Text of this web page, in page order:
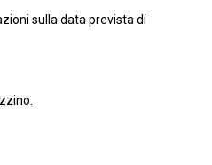
sulla data prevista di